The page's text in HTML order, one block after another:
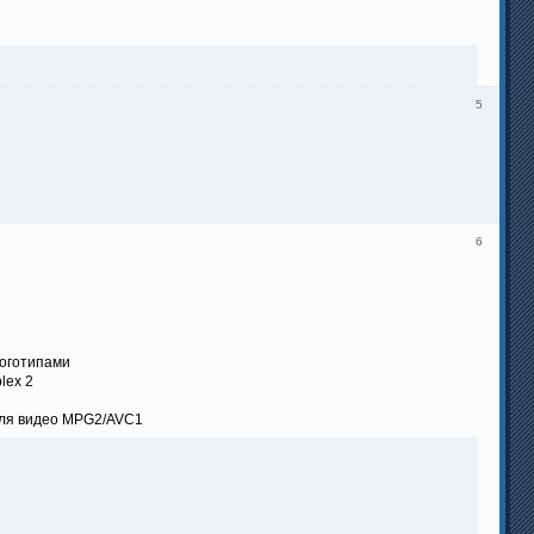
5
6
2
видео MPG2/AVC1